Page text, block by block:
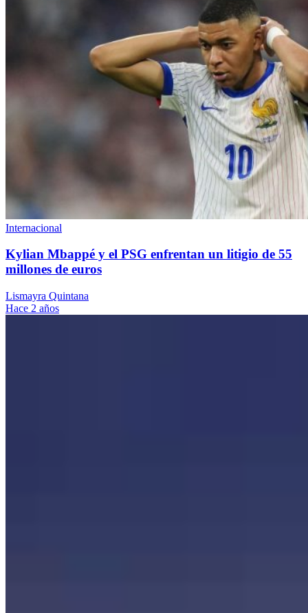
Internacional
Kylian Mbappé y el PSG enfrentan un litigio de 55
millones de euros
Lismayra Quintana
Hace 2 años